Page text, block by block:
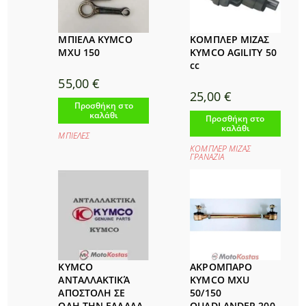
ΜΠΙΕΛΑ KYMCO
MXU 150
55,00€
Προσθήκη στο
καλάθι
ΜΠΙΕΛΕΣ
ΚΟΜΠΛΕΡ ΜΙΖΑΣ
KYMCO AGILITY 50
cc
25,00 €
Προσθήκη στο
καλάθι
ΚΟΜΠΛΕΡ ΜΙΖΑΣ
ΓΡΑΝΑΖΙΑ
KYMCO
ΑΝΤΑΛΛΑΚΤΙΚΆ
ΑΠΟΣΤΟΛΗ ΣΕ
ΑΚΡΟΜΠΑΡΟ
KYMCO MXU
50/150